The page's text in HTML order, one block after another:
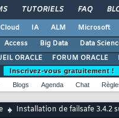
TUTORIELS FAQ
Cloud IA ALM Microsoft
Access Big Data Data
ORACLE
FORUM ORACLE
Inscrivez-vous gratuitement !
Blogs Agenda Chat
Installation de failsafe 3.4.2